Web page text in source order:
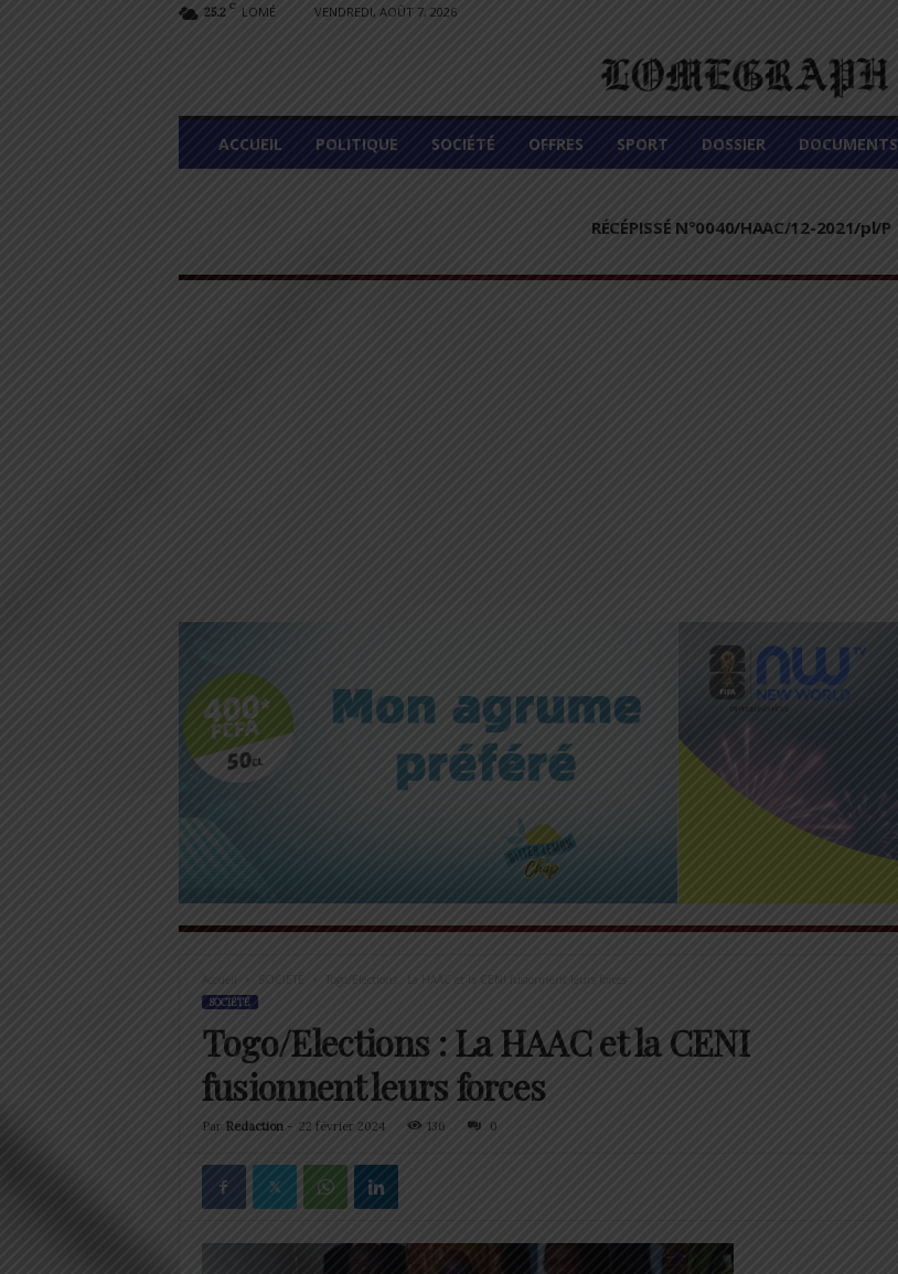
25.2 C LOMÉ VENDREDI, AOÛT 7, 2026
L
M
ACCUEIL POLITIQUE SOCIÉTÉ OFFRES SPORT DOSSIER DOCUMENTS
RÉCÉPISSÉ N°0040/HAAC/12-2021/pl/P
Accueil Togo/Elections : La HAAC et la CENI fusionnent leurs forces
SOCIÉTÉ
Togo/Elections : La HAAC et la CENI
fusionnent leurs forces
Par Redaction- 22 février 2024 136 0